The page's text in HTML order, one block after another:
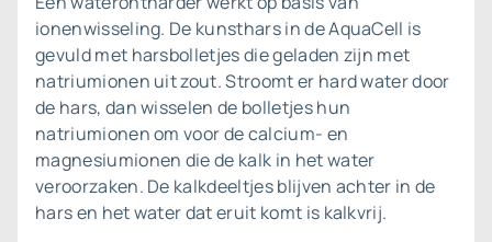
ionenwisseling. De kunsthars in de AquaCell is
gevuld met harsbolletjes die geladen zijn met
natriumionen uit zout. Stroomt er hard water door
de hars, dan wisselen de bolletjes hun
natriumionen om voor de calcium- en
magnesiumionen die de kalk in het water
veroorzaken. De kalkdeeltjes blijven achter in de
hars en het water dat eruit komt is kalkvrij.